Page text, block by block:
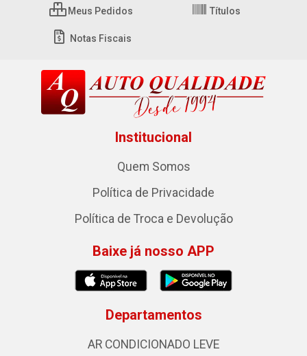
Meus Pedidos Títulos
Notas Fiscais
Institucional
Quem Somos
Política de Privacidade
Política de Troca e Devolução
Baixe já nosso APP
Departamentos
AR CONDICIONADO LEVE